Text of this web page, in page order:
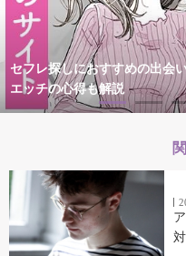
セフレ探しにおすすめの出会
エッチの心得も解説